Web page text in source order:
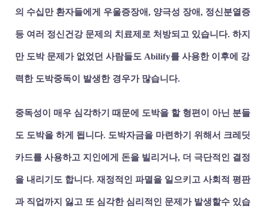
의 수십만 환자들에게 우울증장애, 양극성 장애, 정신분열증
등 여러 정신건강 문제의 치료제로 처방되고 있습니다. 하지
만 도박 문제가 없었던 사람들도 Abilify를 사용한 이후에 강
력한 도박중독이 발생한 경우가 많습니다.
중독성이 매우 심각하기 때문에 도박을 할 형편이 아닌 분들
도 도박을 하게 됩니다. 도박자금을 마련하기 위해서 크레딧
카드를 사용하고 지인에게 돈을 빌리거나, 더 극단적인 결정
을 내리기도 합니다. 재정적인 파멸을 일으키고 사회적 평판
과 직업까지 잃고 또 심각한 심리적인 문제가 발생할수 있습